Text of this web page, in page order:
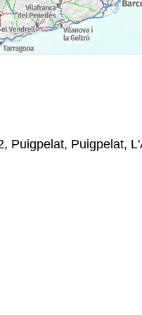
Puigpelat, Puigpelat,